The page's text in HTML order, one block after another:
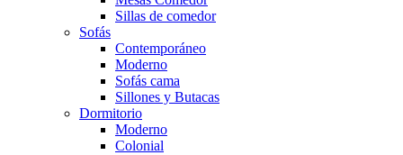
Sillas de comedor
Sofás
Contemporáneo
Moderno
Sofás cama
Sillones y Butacas
Dormitorio
Moderno
Colonial